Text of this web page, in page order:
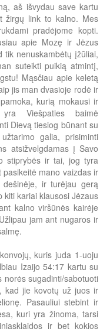
aš išvydau save kartu
žirgų link to kalno. Mes
pradėjome kopti.
apie Mozę ir Jėzus
tik nenuskambėtų įžūliai,
suteikti puikią atmintį,
Mąsčiau apie keletą
jis man dvasioje rodė ir
kurią mokausi ir
Viešpaties baimė
Dievą tiesiog būnant su
galia, prisiminti
atsižvelgdamas į Savo
stiprybės ir tai, jog tyra
mano vaizdas ir
ir turėjau gerą
kariai klausosi Jėzaus
kalno viršūnės kairėje
jam ant nugaros ir
kuris juda 1-uoju
Izaijo 54:17 kartu su
norės sugadinti/sabotuoti
kad jie kovotų už juos ir
Pasauliui stebint ir
kuri yra žinoma, tarsi
ir bet kokios